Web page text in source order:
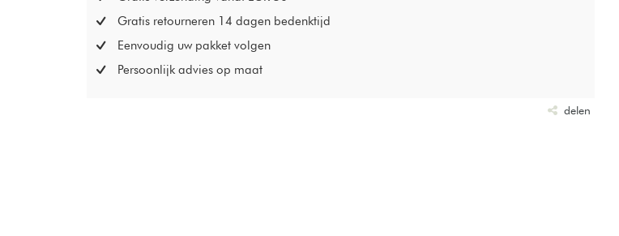
Gratis retourneren 14 dagen bedenktijd
Eenvoudig uw pakket volgen
Persoonlijk advies op maat
delen